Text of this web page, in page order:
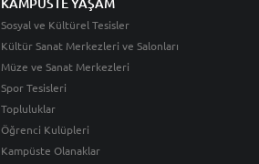
Sosyal ve Kültürel Tesisler
Kültür Sanat Merkezleri ve Salonları
Müze ve Sanat Merkezleri
Spor Tesisleri
Topluluklar
Öğrenci Kulüpleri
Kampüste Olanaklar